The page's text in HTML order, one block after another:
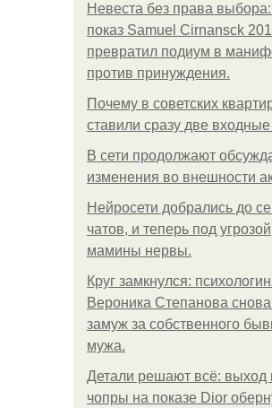
Невеста без права выбора:
показ Samuel Cirnansck
превратил подиум в
против принуждения.
Почему в советских
ставили сразу две
В сети продолжают
изменения во внешности
Нейросети добрались до
чатов, и теперь под угрозой
мамины нервы.
Круг замкнулся:
Вероника Степанова
замуж за собственного
мужа.
Детали решают всё: выход
чопры на показе Dior